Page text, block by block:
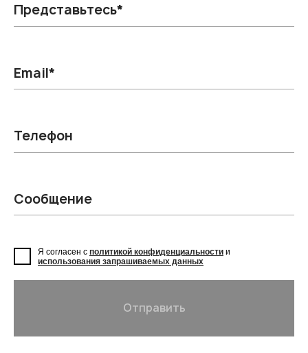
Представьтесь*
Email*
Телефон
Сообщение
Я согласен с политикой конфиденциальности и
использования запрашиваемых данных
Отправить